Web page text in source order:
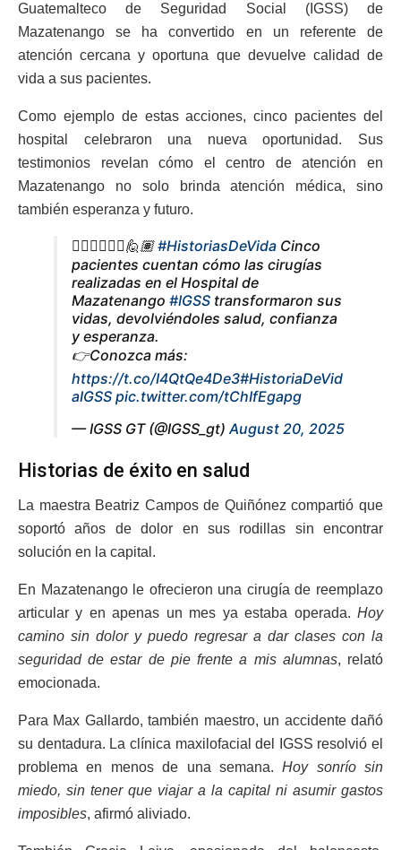
Guatemalteco de Seguridad Social (IGSS) de
Mazatenango se ha convertido en un referente de
atención cercana y oportuna que devuelve calidad de
vida a sus pacientes.
Como ejemplo de estas acciones, cinco pacientes del
hospital celebraron una nueva oportunidad. Sus
testimonios revelan cómo el centro de atención en
Mazatenango no solo brinda atención médica, sino
también esperanza y futuro.
🙋🏻‍♀️🙋🏻‍♂️🙋🏽#HistoriasDeVida Cinco
pacientes cuentan cómo las cirugías
realizadas en el Hospital de
Mazatenango #IGSS transformaron sus
vidas, devolviéndoles salud, confianza
y esperanza.
👉Conozca más:
https://t.co/I4QtQe4De3#HistoriaDeVid
aIGSS pic.twitter.com/tChIfEgapg
— IGSS GT (@IGSS_gt)August 20, 2025
Historias de éxito en salud
La maestra Beatriz Campos de Quiñónez compartió que
soportó años de dolor en sus rodillas sin encontrar
solución en la capital.
En Mazatenango le ofrecieron una cirugía de reemplazo
articular y en apenas un mes ya estaba operada. Hoy
camino sin dolor y puedo regresar a dar clases con la
seguridad de estar de pie frente a mis alumnas, relató
emocionada.
Para Max Gallardo, también maestro, un accidente dañó
su dentadura. La clínica maxilofacial del IGSS resolvió el
problema en menos de una semana.Hoy sonrío sin
miedo, sin tener que viajar a la capital ni asumir gastos
imposibles, afirmó aliviado.